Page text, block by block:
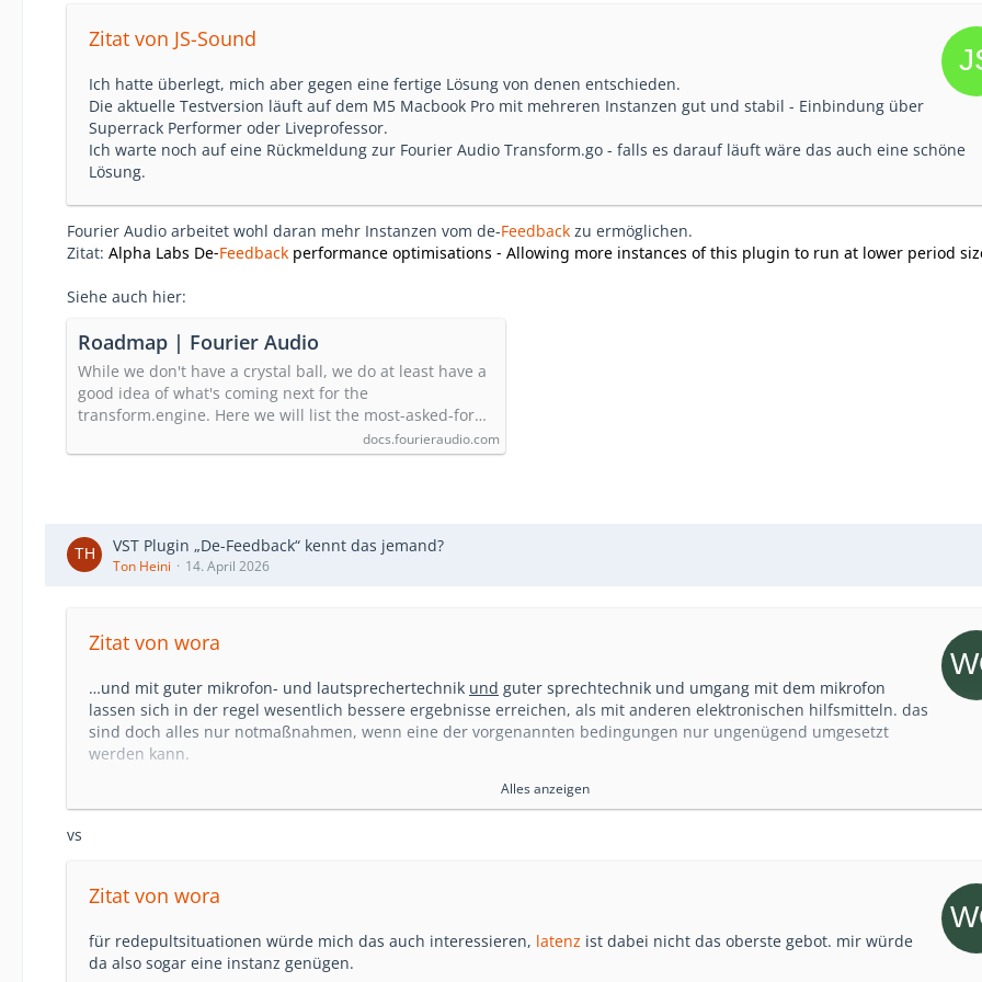
Zitat von JS-Sound
Ich hatte überlegt, mich aber gegen eine fertige Lösung von denen entschieden.
Die aktuelle Testversion läuft auf dem M5 Macbook Pro mit mehreren Instanzen gut und stabil - Einbindung über
Superrack Performer oder Liveprofessor.
Ich warte noch auf eine Rückmeldung zur Fourier Audio Transform.go - falls es darauf läuft wäre das auch eine schöne
Lösung.
Fourier Audio arbeitet wohl daran mehr Instanzen vom de-Feedback zu ermöglichen.
Zitat: Alpha Labs De-Feedback performance optimisations - Allowing more instances of this plugin to run at lower period
Siehe auch hier:
Roadmap | Fourier Audio
While we don't have a crystal ball, we do at least have a
good idea of what's coming next for the
transform.engine. Here we will list the most-asked-for…
docs.fourieraudio.com
VST Plugin „De-Feedback“ kennt das jemand?
Ton Heini 14. April 2026
Zitat von wora
…und mit guter mikrofon- und lautsprechertechnik und guter sprechtechnik und umgang mit dem mikrofon
lassen sich in der regel wesentlich bessere ergebnisse erreichen, als mit anderen elektronischen hilfsmitteln. das
sind doch alles nur notmaßnahmen, wenn eine der vorgenannten bedingungen nur ungenügend umgesetzt
werden kann.
meine 2 pfennige...
Alles anzeigen
vs
Zitat von wora
für redepultsituationen würde mich das auch interessieren, latenz ist dabei nicht das oberste gebot. mir würde
da also sogar eine instanz genügen.